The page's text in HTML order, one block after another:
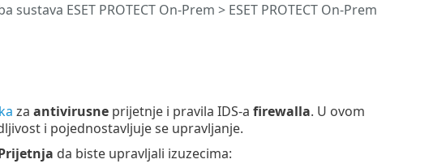
sustava ESET PROTECT On-Prem > ESET PROTECT On-Prem
za antivirusneprijetnje i pravila IDS-a firewalla. U ovom
i pojednostavljuje se upravljanje.
da biste upravljali izuzecima: